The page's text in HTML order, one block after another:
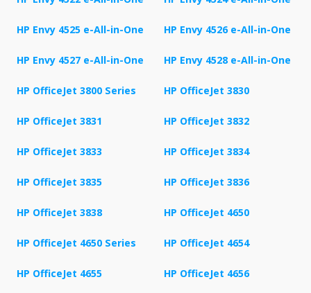
HP Envy 4525 e-All-in-One HP Envy 4526 e-All-in-One
HP Envy 4527 e-All-in-One HP Envy 4528 e-All-in-One
HP OfficeJet 3800 Series HP OfficeJet 3830
HP OfficeJet 3831 HP OfficeJet 3832
HP OfficeJet 3833 HP OfficeJet 3834
HP OfficeJet 3835 HP OfficeJet 3836
HP OfficeJet 3838 HP OfficeJet 4650
HP OfficeJet 4650 Series HP OfficeJet 4654
HP OfficeJet 4655 HP OfficeJet 4656